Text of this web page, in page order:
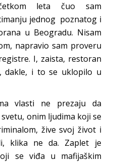
leta čuo sam
jednog poznatog i
u Beogradu. Nisam
napravio sam proveru
I, zaista, restoran
dakle, i to se uklopilo u
vlasti ne prezaju da
onim ljudima koji se
žive svoj život i
klika ne da. Zaplet je
se viđa u mafijaškim